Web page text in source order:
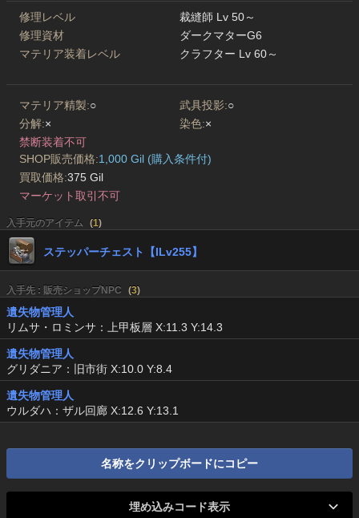
修理レベル
裁縫師 Lv 50～
修理資材
ダークマターG6
マテリア装着レベル
クラフター Lv 60～
マテリア精製:○ 武具投影:○
分解:× 染色:×
禁断装着不可
SHOP販売価格:1,000 Gil (購入条件付)
買取価格:375 Gil
マーケット取引不可
入手元のアイテム (1)
ステッパーチェスト【ILv255】
入手先 : 販売ショップNPC (3)
遺失物管理人
リムサ・ロミンサ：上甲板層 X:11.3 Y:14.3
遺失物管理人
グリダニア：旧市街 X:10.0 Y:8.4
遺失物管理人
ウルダハ：ザル回廊 X:12.6 Y:13.1
名称をクリップボードにコピー
埋め込みコード表示